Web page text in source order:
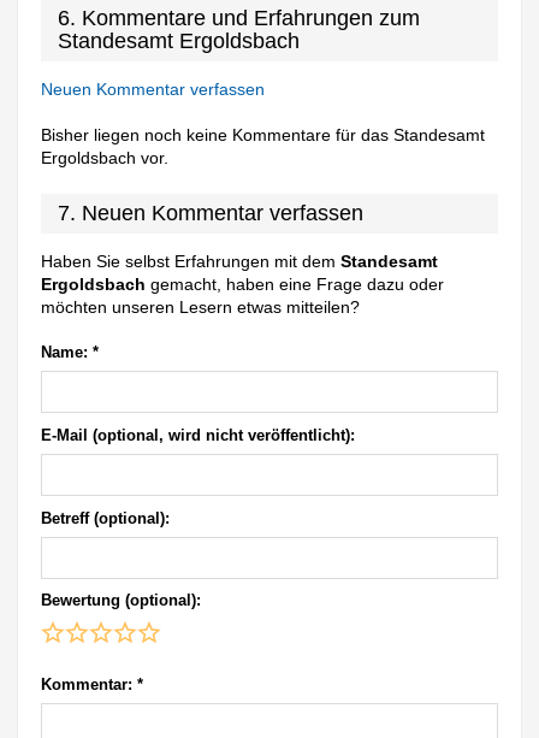
6. Kommentare und Erfahrungen zum
Standesamt Ergoldsbach
Neuen Kommentar verfassen
Bisher liegen noch keine Kommentare für das Standesamt
Ergoldsbach vor.
7. Neuen Kommentar verfassen
Haben Sie selbst Erfahrungen mit demStandesamt
Ergoldsbach gemacht, haben eine Frage dazu oder
möchten unseren Lesern etwas mitteilen?
Name: *
E-Mail (optional, wird nicht veröffentlicht):
Betreff (optional):
Bewertung (optional):
Kommentar: *